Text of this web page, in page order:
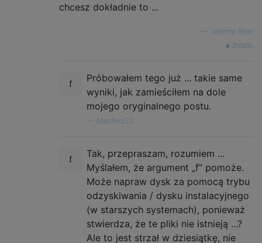
chcesz dokładnie to ...
Jeremy Bear
źródło
Próbowałem tego już ... takie same
wyniki, jak zamieściłem na dole
mojego oryginalnego postu.
Manfred33
Tak, przepraszam, rozumiem ...
Myślałem, że argument „f” pomoże.
Może napraw dysk za pomocą trybu
odzyskiwania / dysku instalacyjnego
(w starszych systemach), ponieważ
stwierdza, że ​​te pliki nie istnieją ...?
Ale to jest strzał w dziesiątkę, nie